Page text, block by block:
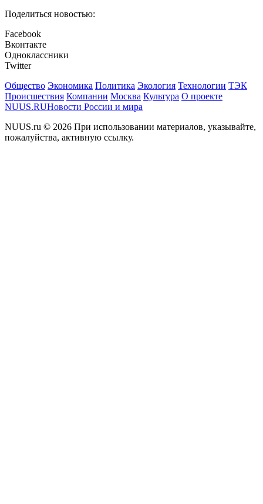
Поделиться новостью:
Facebook
Вконтакте
Одноклассники
Twitter
Общество Экономика Политика Экология Технологии ТЭК
Происшествия Компании Москва Культура О проекте
NUUS.RUНовости России и мира
NUUS.ru © 2026 При использовании материалов, указывайте,
пожалуйства, активную ссылку.